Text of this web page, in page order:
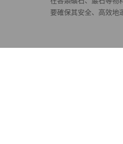
要確保其安全、高效地